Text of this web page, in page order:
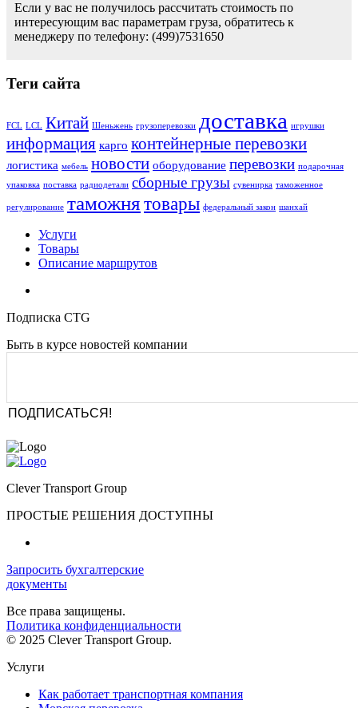
Если у вас не получилось рассчитать стоимость по
интересующим вас параметрам груза, обратитесь к
менеджеру по телефону: (499)7531650
Теги сайта
FCL LCL Китай Шеньжень грузоперевозки доставка игрушки
информация карго контейнерные перевозки
логистика мебель новости оборудование перевозки подарочная
упаковка поставка радиодетали сборные грузы сувенирка таможенное
регулирование таможнятовары федеральный закон шанхай
Услуги
Товары
Описание маршрутов
Подписка CTG
Быть в курсе новостей компании
Clever Transport Group
ПРОСТЫЕ РЕШЕНИЯ ДОСТУПНЫ
Запросить бухгалтерские
документы
Все права защищены.
Политика конфиденциальности
© 2025 Clever Transport Group.
Услуги
Как работает транспортная компания